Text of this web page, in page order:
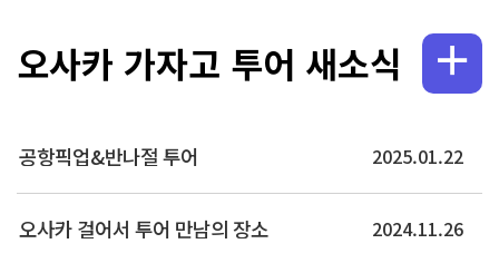
버스투어 아마노하시다테 /이네후나야 버스투어
프로사진작가촬영 오사카 교토 버스투어 나라 사슴공원·
오사카 교토 아라시야마 일일 버스투어 고베 버스투어
오사카 가자고 투어 새소식
공항픽업&반나절 투어 2025.01.22
오사카 걸어서 투어 만남의 장소 2024.11.26